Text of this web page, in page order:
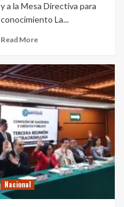
y a la Mesa Directiva para
conocimiento La...
Read More
Nacional